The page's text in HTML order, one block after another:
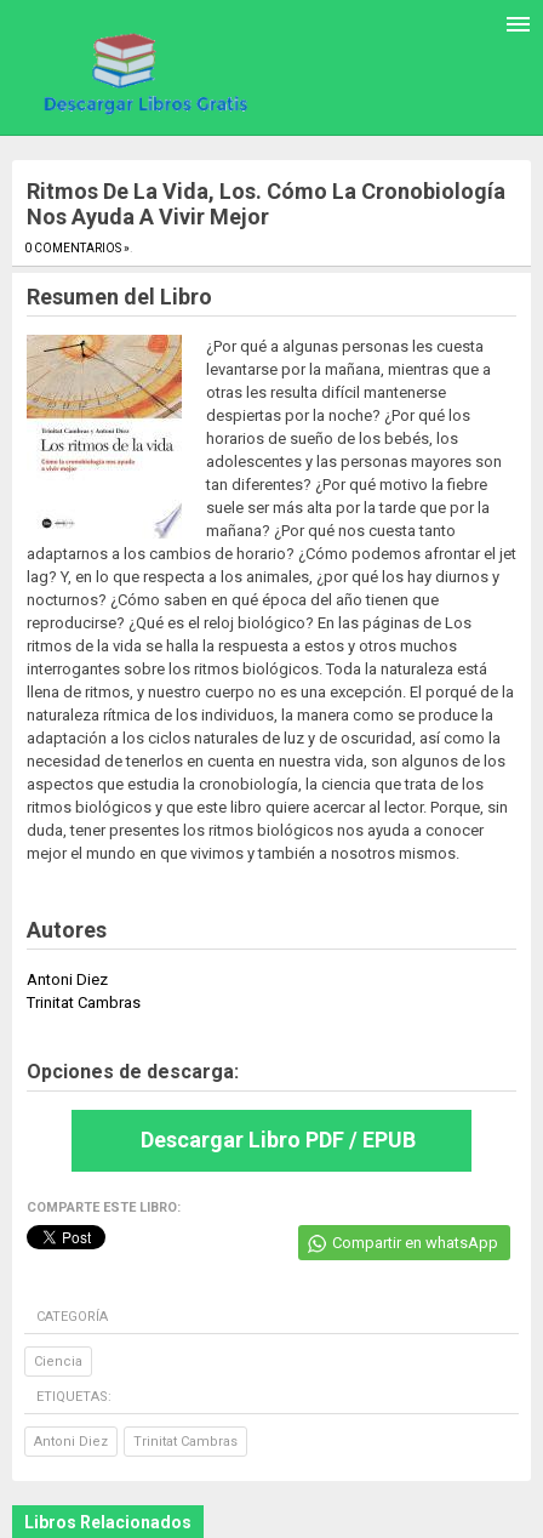
Ritmos De La Vida, Los. Cómo La Cronobiología
Nos Ayuda A Vivir Mejor
0 COMENTARIOS ».
Resumen del Libro
¿Por qué a algunas personas les cuesta
levantarse por la mañana, mientras que a
otras les resulta difícil mantenerse
despiertas por la noche? ¿Por qué los
horarios de sueño de los bebés, los
adolescentes y las personas mayores son
tan diferentes? ¿Por qué motivo la fiebre
suele ser más alta por la tarde que por la
mañana? ¿Por qué nos cuesta tanto
adaptarnos a los cambios de horario? ¿Cómo podemos afrontar el jet
lag? Y, en lo que respecta a los animales, ¿por qué los hay diurnos y
nocturnos? ¿Cómo saben en qué época del año tienen que
reproducirse? ¿Qué es el reloj biológico? En las páginas de Los
ritmos de la vida se halla la respuesta a estos y otros muchos
interrogantes sobre los ritmos biológicos. Toda la naturaleza está
llena de ritmos, y nuestro cuerpo no es una excepción. El porqué de la
naturaleza rítmica de los individuos, la manera como se produce la
adaptación a los ciclos naturales de luz y de oscuridad, así como la
necesidad de tenerlos en cuenta en nuestra vida, son algunos de los
aspectos que estudia la cronobiología, la ciencia que trata de los
ritmos biológicos y que este libro quiere acercar al lector. Porque, sin
duda, tener presentes los ritmos biológicos nos ayuda a conocer
mejor el mundo en que vivimos y también a nosotros mismos.
Autores
Antoni Diez
Trinitat Cambras
Opciones de descarga:
Descargar Libro PDF / EPUB
COMPARTE ESTE LIBRO:
Compartir en whatsApp
CATEGORÍA
Ciencia
ETIQUETAS:
Antoni Diez Trinitat Cambras
Libros Relacionados